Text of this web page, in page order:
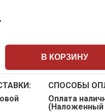
В КОРЗИНУ
СПОСОБЫ
Оплата
(Наложенный